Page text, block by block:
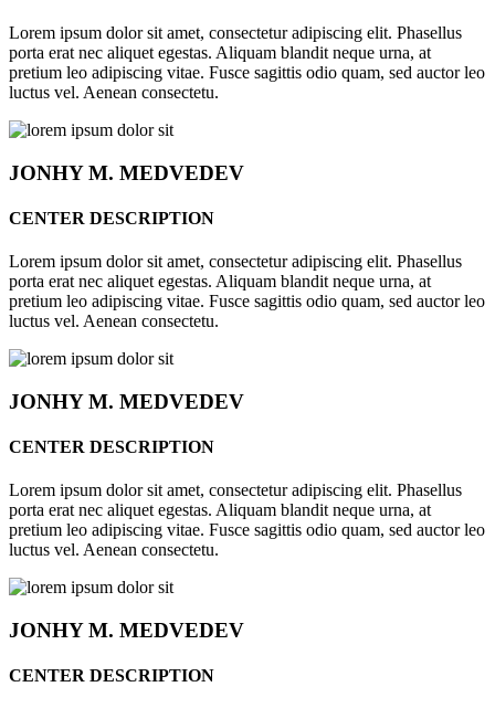
Lorem ipsum dolor sit amet, consectetur adipiscing elit. Phasellus
porta erat nec aliquet egestas. Aliquam blandit neque urna, at
pretium leo adipiscing vitae. Fusce sagittis odio quam, sed auctor leo
luctus vel. Aenean consectetu.
JONHYM. MEDVEDEV
CENTER DESCRIPTION
Lorem ipsum dolor sit amet, consectetur adipiscing elit. Phasellus
porta erat nec aliquet egestas. Aliquam blandit neque urna, at
pretium leo adipiscing vitae. Fusce sagittis odio quam, sed auctor leo
luctus vel. Aenean consectetu.
JONHYM. MEDVEDEV
CENTER DESCRIPTION
Lorem ipsum dolor sit amet, consectetur adipiscing elit. Phasellus
porta erat nec aliquet egestas. Aliquam blandit neque urna, at
pretium leo adipiscing vitae. Fusce sagittis odio quam, sed auctor leo
luctus vel. Aenean consectetu.
JONHYM. MEDVEDEV
CENTER DESCRIPTION